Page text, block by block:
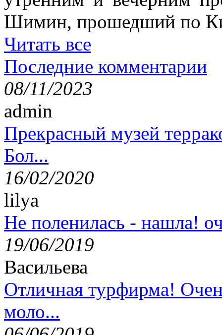
Шимин, прошедший по
Читать все
Последние комментарии
08/11/2023
admin
Прекрасный музей
Бол...
16/02/2020
lilya
Не поленилась - нашла!
19/06/2019
Васильева
Отличная турфирма!
моло...